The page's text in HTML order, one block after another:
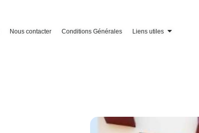
Nous contacter Conditions Générales Liens utiles